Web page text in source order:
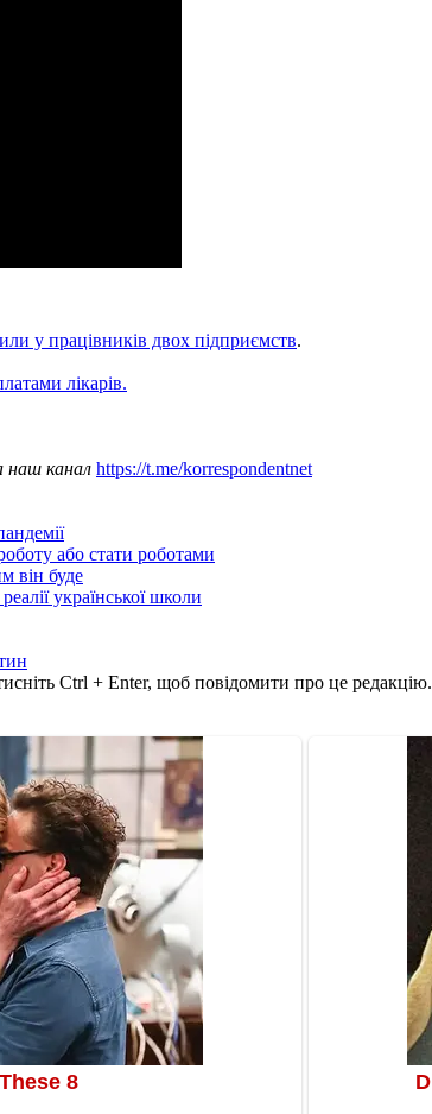
у працівників двох підприємств.
лікарів.
наш канал https://t.me/korrespondentnet
або стати роботами
він буде
української школи
Ctrl + Enter, щоб повідомити про це редакцію.